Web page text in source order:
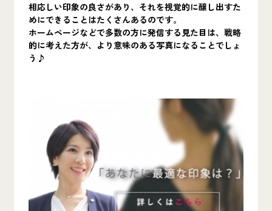
相応しい印象の良さがあり、それを視覚的に醸し出すた
めにできることはたくさんあるのです。
ホームページなどで多数の方に発信する見た目は、戦略
的に考えた方が、より意味のある写真になることでしょ
う♪